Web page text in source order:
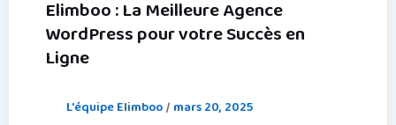
Elimboo : La Meilleure Agence
WordPress pour votre Succès en
Ligne
L'équipe Elimboo/ mars 20, 2025